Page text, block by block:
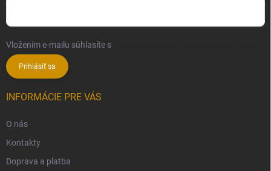
Vložením e-mailu súhlasíte s
Prihlásiť sa
INFORMÁCIE PRE VÁS
O nás
Kontakty
Doprava a platba